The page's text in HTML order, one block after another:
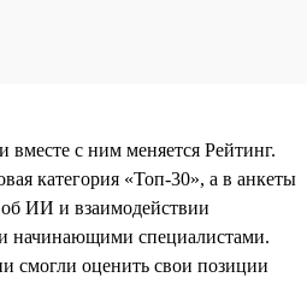
вместе с ним меняется Рейтинг.
категория «Топ-30», а в анкеты
ИИ и взаимодействии
начинающими специалистами.
смогли оценить свои позиции